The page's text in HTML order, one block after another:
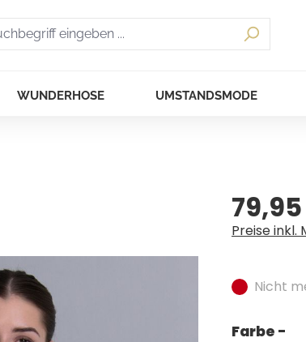
WUNDERHOSE UMSTANDSMODE
Regulärer
Preise inkl.
Nicht
Farbe -